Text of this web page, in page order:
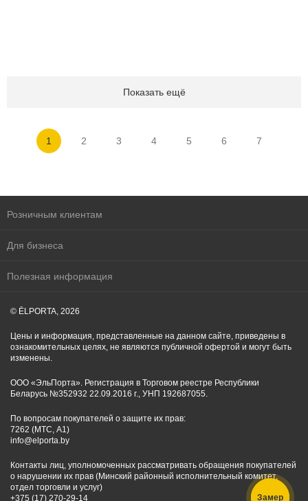
Показать ещё
1 2 3 4 5 6 7
Розничным клиентам
Для бизнеса
Полезная информация
© ĒLPORTA, 2026
Цены и информация, представленные на данном сайте, приведены в
ознакомительных целях, не являются публичной офертой и могут быть
изменены.
ООО «ЭльПорта». Регистрация в Торговом реестре Республики
Беларусь №352932 22.09.2016 г., УНП 192687055.
По вопросам покупателей о защите их прав:
7262 (МТС, A1)
info@elporta.by
Контакты лиц, уполномоченных рассматривать обращения покупателей
о нарушении их прав (Минский районный исполнительный комитет,
отдел торговли и услуг)
+375 (17) 270-29-14
Замер